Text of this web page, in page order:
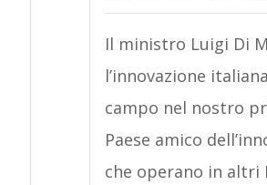
Il ministro Luigi Di
l’innovazione
campo nel nostro
Paese amico
che operano in altri